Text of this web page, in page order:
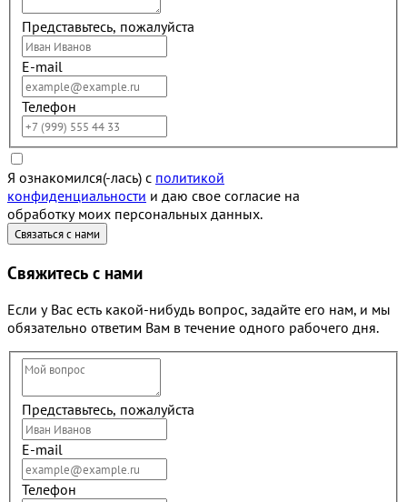
Представьтесь, пожалуйста
E-mail
Телефон
Я ознакомился(-лась) с политикой
конфиденциальности и даю свое согласие на
обработку моих персональных данных.
Свяжитесь с нами
Если у Вас есть какой-нибудь вопрос, задайте его нам, и мы
обязательно ответим Вам в течение одного рабочего дня.
Представьтесь, пожалуйста
E-mail
Телефон